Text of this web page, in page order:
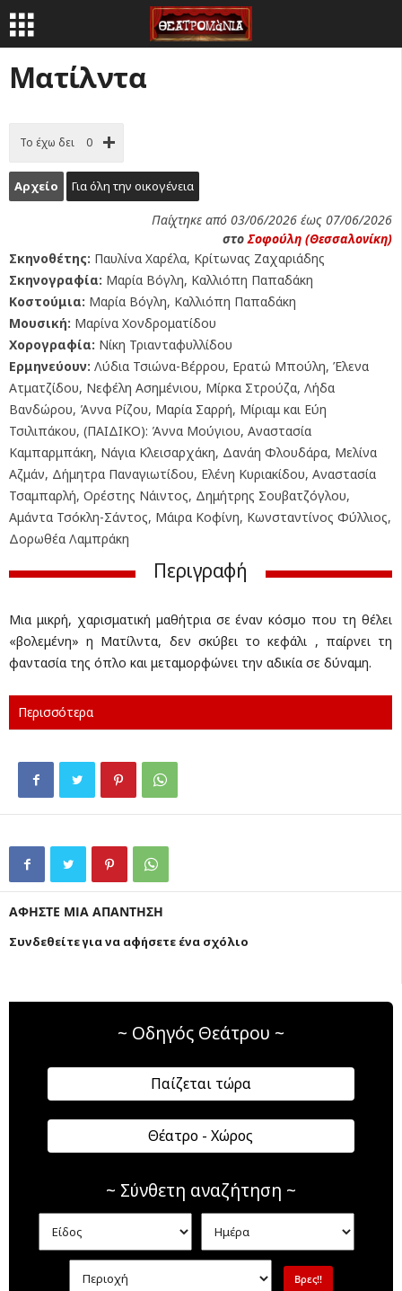
Ματίλντα
Το έχω δει 0
Αρχείο Για όλη την οικογένεια
Παίχτηκε από 03/06/2026 έως 07/06/2026
στοΣοφούλη (Θεσσαλονίκη)
Σκηνοθέτης: Παυλίνα Χαρέλα, Κρίτωνας Ζαχαριάδης
Σκηνογραφία: Μαρία Βόγλη, Καλλιόπη Παπαδάκη
Κοστούμια: Μαρία Βόγλη, Καλλιόπη Παπαδάκη
Μουσική: Μαρίνα Χονδροματίδου
Χορογραφία: Νίκη Τριανταφυλλίδου
Ερμηνεύουν: Λύδια Τσιώνα-Βέρρου, Ερατώ Μπούλη, Έλενα
Ατματζίδου, Νεφέλη Ασημένιου, Μίρκα Στρούζα, Λήδα
Βανδώρου, Άννα Ρίζου, Μαρία Σαρρή, Μίριαμ και Εύη
Τσιλιπάκου, (ΠΑΙΔΙΚΟ): Άννα Μούγιου, Αναστασία
Καμπαρμπάκη, Νάγια Κλεισαρχάκη, Δανάη Φλουδάρα, Μελίνα
Αζμάν, Δήμητρα Παναγιωτίδου, Ελένη Κυριακίδου, Αναστασία
Τσαμπαρλή, Ορέστης Νάιντος, Δημήτρης Σουβατζόγλου,
Αμάντα Τσόκλη-Σάντος, Μάιρα Κοφίνη, Κωνσταντίνος Φύλλιος,
Δορωθέα Λαμπράκη
Περιγραφή
Μια μικρή, χαρισματική μαθήτρια σε έναν κόσμο που τη θέλει
«βολεμένη» η Ματίλντα, δεν σκύβει το κεφάλι , παίρνει τη
φαντασία της όπλο και μεταμορφώνει την αδικία σε δύναμη.
Περισσότερα
ΑΦΗΣΤΕ ΜΙΑ ΑΠΑΝΤΗΣΗ
Συνδεθείτε για να αφήσετε ένα σχόλιο
~ Οδηγός Θεάτρου ~
Παίζεται τώρα
Θέατρο - Χώρος
~ Σύνθετη αναζήτηση ~